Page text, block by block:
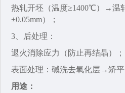
热轧开坯（温度≥1400℃）→温
±0.05mm）；
3、后处理‌：
退火消除应力（防止再结晶）；
表面处理：碱洗去氧化层→矫平
用途：